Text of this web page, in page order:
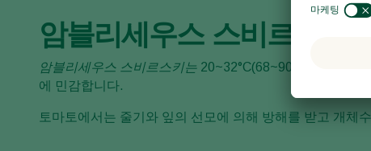
암블리세우스 스비르스키
암블리세우스 스비르스키는 20~32°C(68~90°F) 온도에
에 민감합니다.
토마토에서는 줄기와 잎의 선모에 의해 방해를 받고 개체